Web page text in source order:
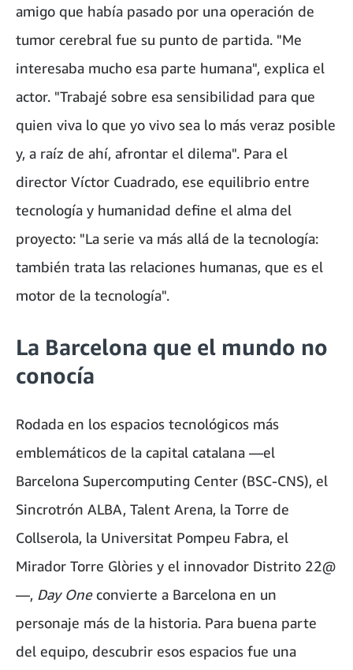
amigo que había pasado por una operación de
tumor cerebral fue su punto de partida. "Me
interesaba mucho esa parte humana", explica el
actor. "Trabajé sobre esa sensibilidad para que
quien viva lo que yo vivo sea lo más veraz posible
y, a raíz de ahí, afrontar el dilema". Para el
director Víctor Cuadrado, ese equilibrio entre
tecnología y humanidad define el alma del
proyecto: "La serie va más allá de la tecnología:
también trata las relaciones humanas, que es el
motor de la tecnología".
La Barcelona que el mundo no
conocía
Rodada en los espacios tecnológicos más
emblemáticos de la capital catalana —el
Barcelona Supercomputing Center (BSC-CNS), el
Sincrotrón ALBA, Talent Arena, la Torre de
Collserola, la Universitat Pompeu Fabra, el
Mirador Torre Glòries y el innovador Distrito 22@
—, Day Oneconvierte a Barcelona en un
personaje más de la historia. Para buena parte
del equipo, descubrir esos espacios fue una